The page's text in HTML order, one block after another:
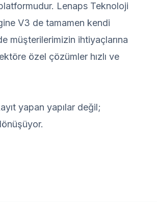
Lenaps Teknoloji
V3 de tamamen kendi
müşterilerimizin ihtiyaçlarına
özel çözümler hızlı ve
yapan yapılar değil;